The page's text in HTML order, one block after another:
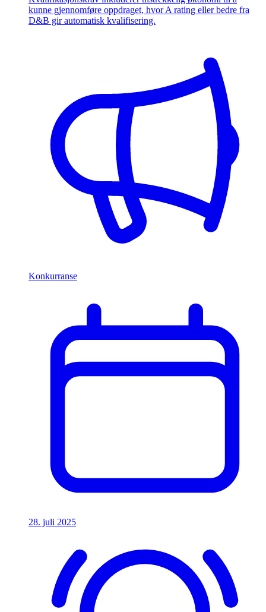
kunne gjennomføre oppdraget, hvor A rating eller bedre fra
D&B gir automatisk kvalifisering.
Konkurranse
28. juli 2025